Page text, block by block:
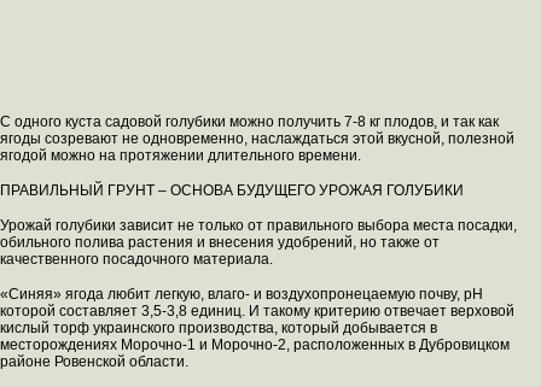
С одного куста садовой голубики можно получить 7-8 кг плодов, и так как
ягоды созревают не одновременно, наслаждаться этой вкусной, полезной
ягодой можно на протяжении длительного времени.
ПРАВИЛЬНЫЙ ГРУНТ – ОСНОВА БУДУЩЕГО УРОЖАЯ ГОЛУБИКИ
Урожай голубики зависит не только от правильного выбора места посадки,
обильного полива растения и внесения удобрений, но также от
качественного посадочного материала.
«Синяя» ягода любит легкую, влаго- и воздухопронецаемую почву, pH
которой составляет 3,5-3,8 единиц. И такому критерию отвечает верховой
кислый торф украинского производства, который добывается в
месторождениях Морочно-1 и Морочно-2, расположенных в Дубровицком
районе Ровенской области.